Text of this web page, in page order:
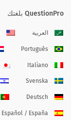
QuestionPro بلغتك
العربية
Português
Italiano
Svenska
Deutsch
Español / España